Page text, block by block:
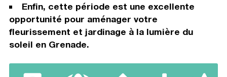
Enfin, cette période est une excellente
opportunité pour aménager votre
fleurissement et jardinage à la lumière du
soleil en Grenade.